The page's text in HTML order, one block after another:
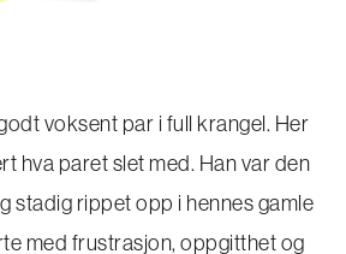
voksent par i full krangel. Her
hva paret slet med. Han var den
stadig rippet opp i hennes gamle
med frustrasjon, oppgitthet og